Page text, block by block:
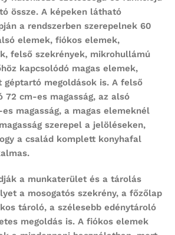
össze. A képeken látható
a rendszerben szerepelnek 60
elemek, fiókos elemek,
felső szekrények, mikrohullámú
kapcsolódó magas elemek,
megoldások is. A felső
cm-es magasság, az alsó
magasság, a magas elemeknél
szerepel a jelöléseken,
a család komplett konyhafal
a munkaterület és a tárolás
a mosogatós szekrény, a főzőlap
tároló, a szélesebb edénytároló
megoldás is. A fiókos elemek